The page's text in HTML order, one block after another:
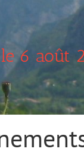
6 août